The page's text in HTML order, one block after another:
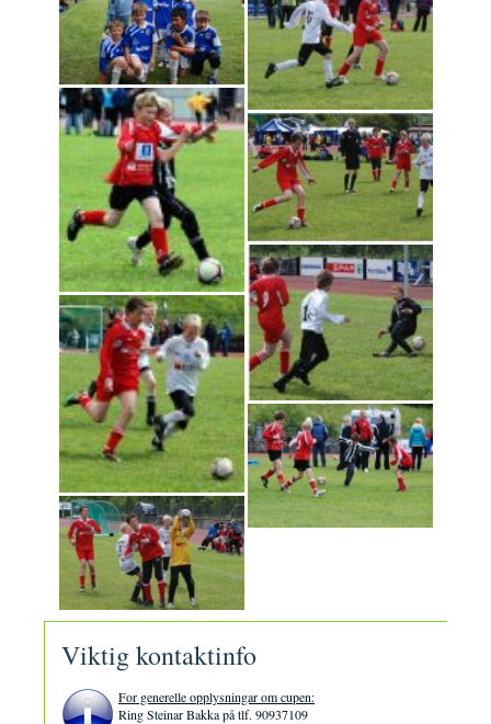
Viktig kontaktinfo
For generelle opplysningar om cupen:
Ring Steinar Bakka på tlf. 90937109